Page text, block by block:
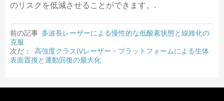
のリスクを低減させることができます。.
前の記事 多波長レーザーによる慢性的な低酸素状態と線維化の
克服
次だ：
高強度クラスIVレーザー・プラットフォームによる生体
表面置換と運動回復の最大化